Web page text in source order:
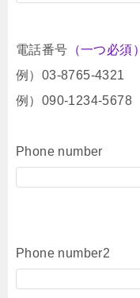
電話番号 （一つ必須）
例）03-8765-4321
例）090-1234-5678
Phone number
Phone number2